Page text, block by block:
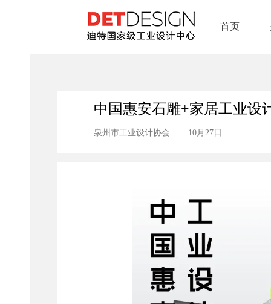
首页
中国惠安石雕+家居工业设
泉州市工业设计协会 10月27日